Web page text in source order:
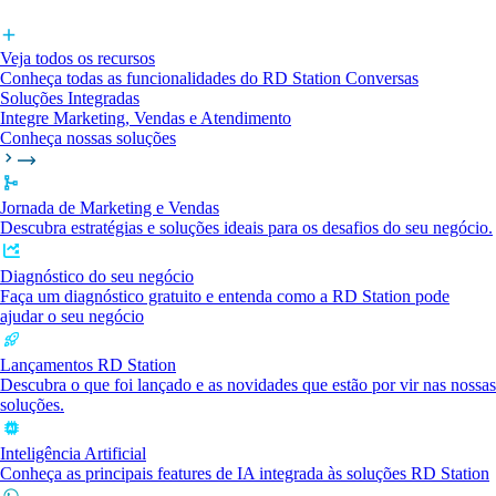
Veja todos os recursos
Conheça todas as funcionalidades do RD Station Conversas
Soluções Integradas
Integre Marketing, Vendas e Atendimento
Conheça nossas soluções
Jornada de Marketing e Vendas
Descubra estratégias e soluções ideais para os desafios do seu negócio.
Diagnóstico do seu negócio
Faça um diagnóstico gratuito e entenda como a RD Station pode
ajudar o seu negócio
Lançamentos RD Station
Descubra o que foi lançado e as novidades que estão por vir nas nossas
soluções.
Inteligência Artificial
Conheça as principais features de IA integrada às soluções RD Station